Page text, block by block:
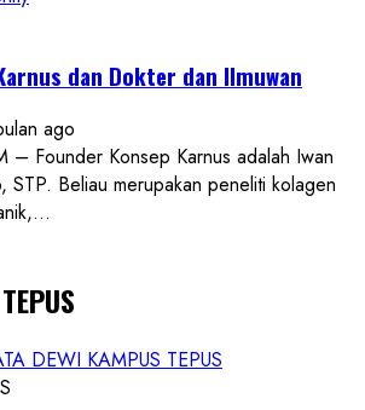
dan Dokter dan Ilmuwan
ago
– Founder Konsep Karnus adalah Iwan
STP. Beliau merupakan peneliti kolagen